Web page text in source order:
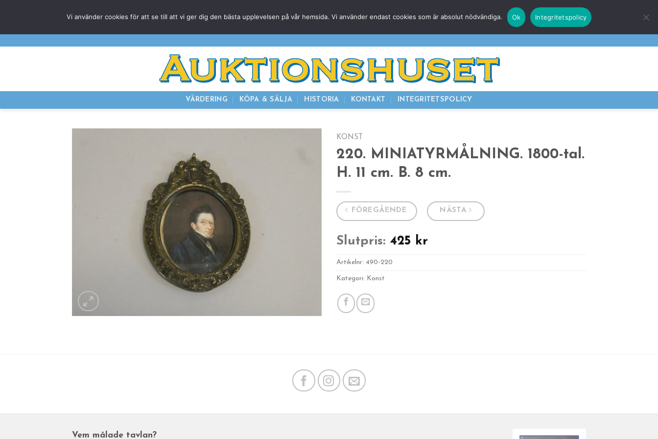
content
NUVARANDE AUKTION LOGGA IN
VÄRDERING KÖPA & SÄLJA HISTORIA KONTAKT INTEGRITETSPOLICY
KONST
220. MINIATYRMÅLNING. 1800-tal.
H. 11 cm. B. 8 cm.
FÖREGÅENDE NÄSTA
Slutpris: 425 kr
Artikelnr: 490-220
Kategori: Konst
Vem målade tavlan?
Vi använder cookies för att se till att vi ger dig den bästa upplevelsen på vår hemsida. Vi använder endast cookies som är absolut nödvändiga. Ok Integritetspolicy